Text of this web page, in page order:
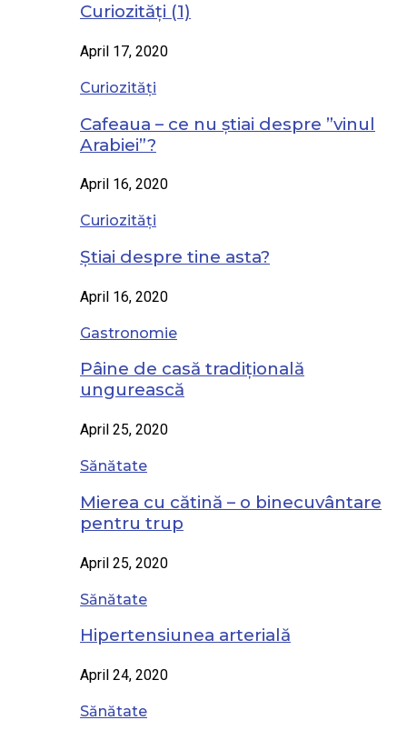
Curiozități (1)
April 17, 2020
Curiozități
Cafeaua – ce nu știai despre ”vinul
Arabiei”?
April 16, 2020
Curiozități
Știai despre tine asta?
April 16, 2020
Gastronomie
Pâine de casă tradițională
ungurească
April 25, 2020
Sănătate
Mierea cu cătină – o binecuvântare
pentru trup
April 25, 2020
Sănătate
Hipertensiunea arterială
April 24, 2020
Sănătate